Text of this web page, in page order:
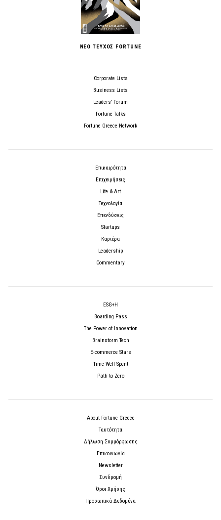
ΝΕΟ ΤΕΥΧΟΣ FORTUNE
Corporate Lists
Business Lists
Leaders’ Forum
Fortune Talks
Fortune Greece Network
Επικαιρότητα
Επιχειρήσεις
Life & Art
Τεχνολογία
Επενδύσεις
Startups
Καριέρα
Leadership
Commentary
ESG+H
Boarding Pass
The Power of Innovation
Brainstorm Tech
E-commerce Stars
Time Well Spent
Path to Zero
About Fortune Greece
Ταυτότητα
Δήλωση Συμμόρφωσης
Επικοινωνία
Newsletter
Συνδρομή
Όροι Χρήσης
Προσωπικά Δεδομένα